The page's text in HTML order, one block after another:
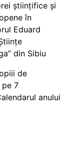
științifice și
în
Eduard
din Sibiu
de
7
anului